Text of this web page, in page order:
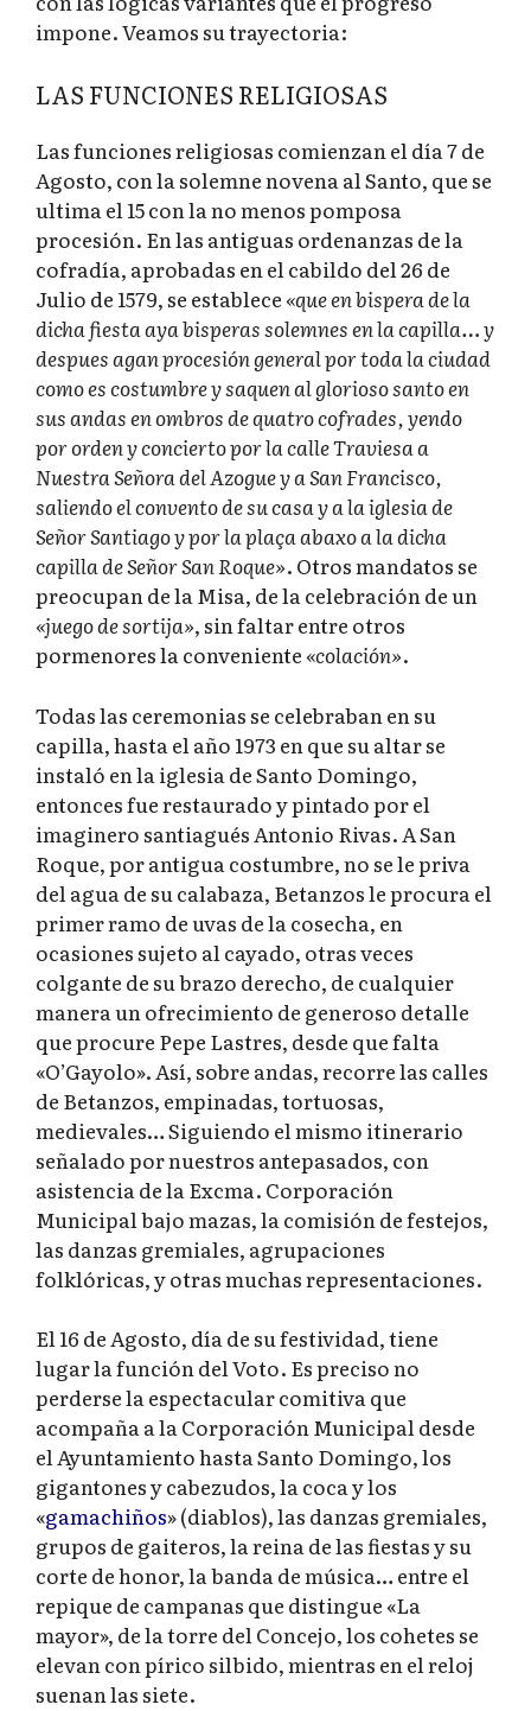
impone. Veamos su trayectoria:
LAS FUNCIONES RELIGIOSAS
Las funciones religiosas comienzan el día 7 de
Agosto, con la solemne novena al Santo, que se
ultima el 15 con la no menos pomposa
procesión. En las antiguas ordenanzas de la
cofradía, aprobadas en el cabildo del 26 de
Julio de 1579, se establece«que en bispera de la
dicha fiesta aya bisperas solemnes en la capilla… y
despues agan procesión general por toda la ciudad
como es costumbre y saquen al glorioso santo en
sus andas en ombros de quatro cofrades, yendo
por orden y concierto por la calle Traviesa a
Nuestra Señora del Azogue y a San Francisco,
saliendo el convento de su casa y a la iglesia de
Señor Santiago y por la plaça abaxo a la dicha
capilla de Señor San Roque». Otros mandatos se
preocupan de la Misa, de la celebración de un
«juego de sortija», sin faltar entre otros
pormenores la conveniente«colación».
Todas las ceremonias se celebraban en su
capilla, hasta el año 1973 en que su altar se
instaló en la iglesia de Santo Domingo,
entonces fue restaurado y pintado por el
imaginero santiagués Antonio Rivas. A San
Roque, por antigua costumbre, no se le priva
del agua de su calabaza, Betanzos le procura el
primer ramo de uvas de la cosecha, en
ocasiones sujeto al cayado, otras veces
colgante de su brazo derecho, de cualquier
manera un ofrecimiento de generoso detalle
que procure Pepe Lastres, desde que falta
«O’Gayolo». Así, sobre andas, recorre las calles
de Betanzos, empinadas, tortuosas,
medievales… Siguiendo el mismo itinerario
señalado por nuestros antepasados, con
asistencia de la Excma. Corporación
Municipal bajo mazas, la comisión de festejos,
las danzas gremiales, agrupaciones
folklóricas, y otras muchas representaciones.
El 16 de Agosto, día de su festividad, tiene
lugar la función del Voto. Es preciso no
perderse la espectacular comitiva que
acompaña a la Corporación Municipal desde
el Ayuntamiento hasta Santo Domingo, los
gigantones y cabezudos, la coca y los
«gamachiños» (diablos), las danzas gremiales,
grupos de gaiteros, la reina de las fiestas y su
corte de honor, la banda de música… entre el
repique de campanas que distingue «La
mayor», de la torre del Concejo, los cohetes se
elevan con pírico silbido, mientras en el reloj
suenan las siete.